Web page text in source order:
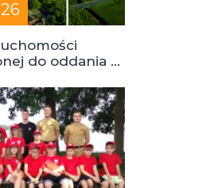
do oddania w